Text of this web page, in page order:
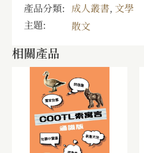
產品分類: 成人叢書, 文學
主題:
散文
相關產品